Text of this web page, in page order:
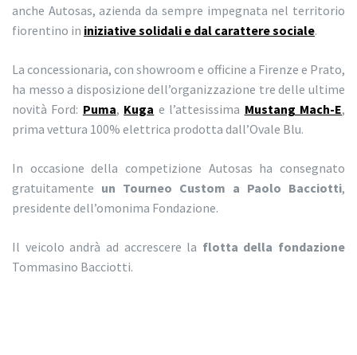
anche Autosas, azienda da sempre impegnata nel territorio
fiorentino in iniziative solidali e dal carattere sociale.
La concessionaria, con showroom e officine a Firenze e Prato,
ha messo a disposizione dell’organizzazione tre delle ultime
novità Ford: Puma, Kuga e l’attesissima Mustang Mach-E,
prima vettura 100% elettrica prodotta dall’Ovale Blu.
In occasione della competizione Autosas ha consegnato
gratuitamente un Tourneo Custom a Paolo Bacciotti,
presidente dell’omonima Fondazione.
Il veicolo andrà ad accrescere la flotta della fondazione
Tommasino Bacciotti.